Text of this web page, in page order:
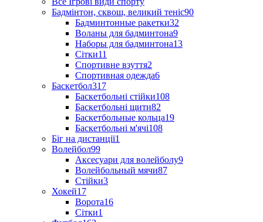
Бадмінтон, сквош, великий теніс90
Бадминтонные ракетки32
Воланы для бадминтона9
Наборы для бадминтона13
Сітки11
Спортивне взуття2
Спортивная одежда6
Баскетбол317
Баскетбольні стійки108
Баскетбольні щити82
Баскетбольные кольца19
Баскетбольні м'ячі108
Біг на дистанції1
Волейбол99
Аксесуари для волейболу9
Волейбольный мячи87
Стійки3
Хокей17
Ворота16
Сітки1